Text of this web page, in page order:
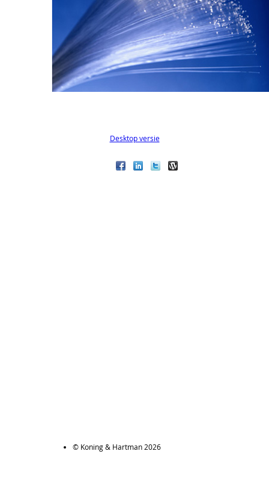
Desktop versie
© Koning & Hartman 2026